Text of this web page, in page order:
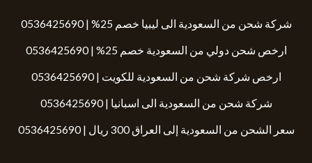
شركة شحن من السعودية الى ليبيا خصم 25% | 0536425690
ارخص شحن دولي من السعودية خصم 25% | 0536425690
ارخص شركة شحن من السعودية للكويت | 0536425690
شركة شحن من السعودية الى اسبانيا | 0536425690
سعر الشحن من السعودية إلى العراق 300 ريال | 0536425690